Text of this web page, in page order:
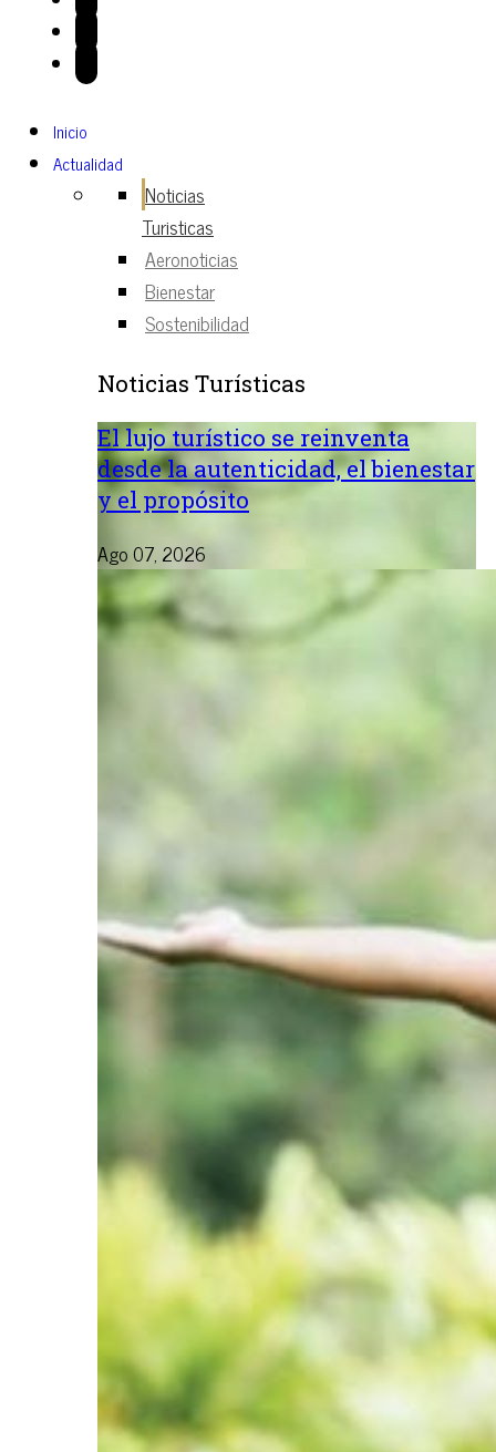
Inicio
Actualidad
Noticias
Turisticas
Aeronoticias
Bienestar
Sostenibilidad
Noticias Turísticas
El lujo turístico se reinventa
desde la autenticidad, el bienestar
y el propósito
Ago 07, 2026